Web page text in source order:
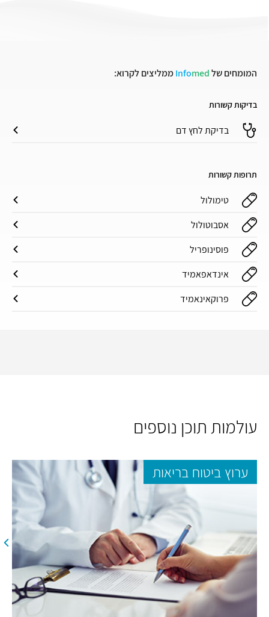
המומחים של Infomed ממליצים לקרוא:
בדיקות קשורות
בדיקת לחץ דם
תרופות קשורות
טימולול
אסבוטולול
פוסינופריל
אינדאפאמיד
פרוקאינאמיד
עולמות תוכן נוספים
ערוץ ביטוח בריאות